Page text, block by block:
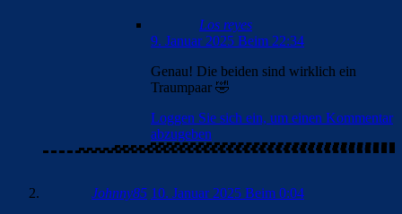
Los reyes
9. Januar 2025 Beim 22:34
Genau! Die beiden sind wirklich ein
Traumpaar 🤣
Loggen Sie sich ein, um einen Kommentar
abzugeben
Johnny85 10. Januar 2025 Beim 0:04